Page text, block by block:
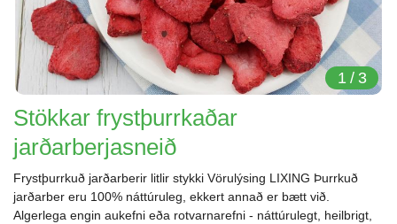
1 / 3
Stökkar frystþurrkaðar
jarðarberjasneið
Frystþurrkuð jarðarberir litlir stykki Vörulýsing LIXING Þurrkuð
jarðarber eru 100% náttúruleg, ekkert annað er bætt við.
Algerlega engin aukefni eða rotvarnarefni - náttúrulegt, heilbrigt,